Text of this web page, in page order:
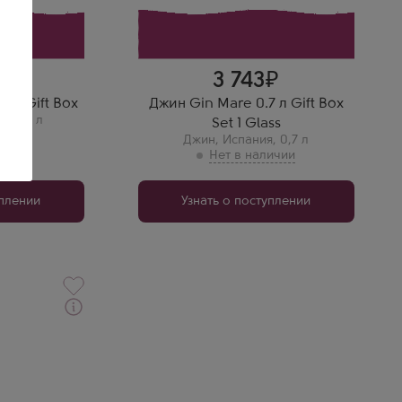
л Gift Box
0,05 л
3 743
Джин Gin Mare 0.7 л Gift Box
Set 1 Glass
Джин, Испания, 0,7 л
Узнать о поступлении